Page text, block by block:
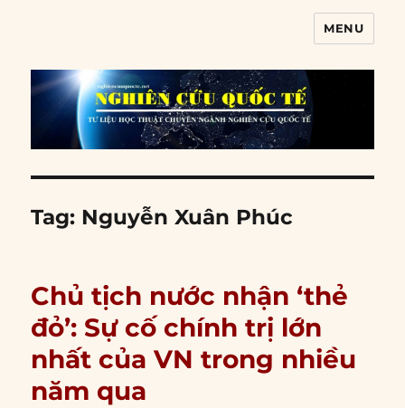
MENU
Tag: Nguyễn Xuân Phúc
Chủ tịch nước nhận ‘thẻ
đỏ’: Sự cố chính trị lớn
nhất của VN trong nhiều
năm qua